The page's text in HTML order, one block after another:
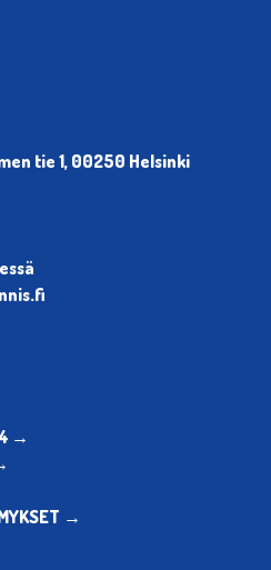
tie 1, 00250 Helsinki
→
→